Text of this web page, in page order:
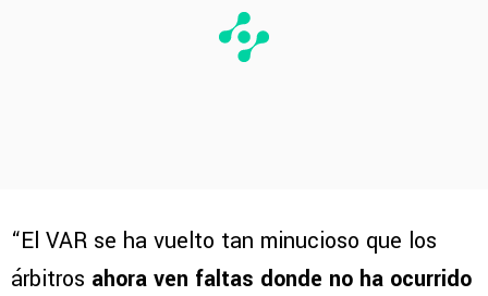
“El VAR se ha vuelto tan minucioso que los
árbitros ahora ven faltas donde no ha ocurrido